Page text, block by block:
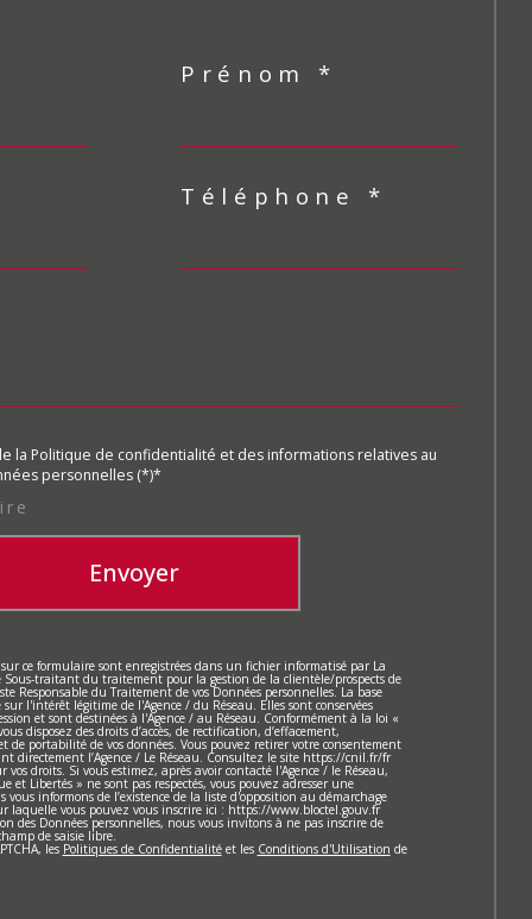
Prénom *
Téléphone *
la Politique de confidentialité et des informations relatives au
personnelles (*)*
Envoyer
ce formulaire sont enregistrées dans un fichier informatisé par La
Sous-traitant du traitement pour la gestion de la clientèle/prospects de
Responsable du Traitement de vos Données personnelles. La base
l'intérêt légitime de l'Agence / du Réseau. Elles sont conservées
et sont destinées à l'Agence / au Réseau. Conformément à la loi «
disposez des droits d’accès, de rectification, d’effacement,
de portabilité de vos données. Vous pouvez retirer votre consentement
directement l’Agence / Le Réseau. Consultez le site https://cnil.fr/fr
droits. Si vous estimez, après avoir contacté l'Agence / le Réseau,
et Libertés » ne sont pas respectés, vous pouvez adresser une
informons de l’existence de la liste d'opposition au démarchage
laquelle vous pouvez vous inscrire ici : https://www.bloctel.gouv.fr
des Données personnelles, nous vous invitons à ne pas inscrire de
de saisie libre.
les Politiques de Confidentialitéet les Conditions d'Utilisation de